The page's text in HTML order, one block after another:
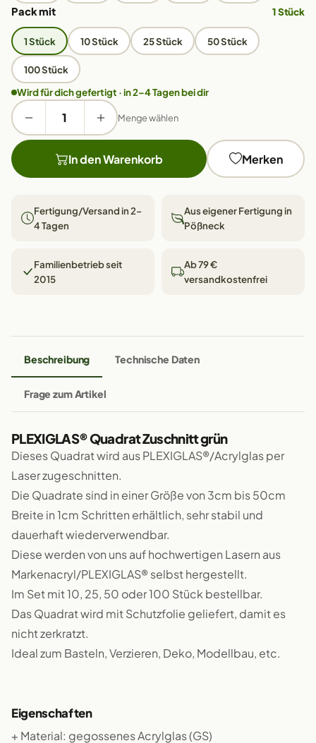
Pack mit 1 Stück
1 Stück 10 Stück 25 Stück 50 Stück
100 Stück
Wird für dich gefertigt · in 2–4 Tagen bei dir
Menge wählen
In den Warenkorb Merken
Fertigung/Versand in 2–
4 Tagen
Aus eigener Fertigung in
Pößneck
Familienbetrieb seit
2015
Ab 79 €
versandkostenfrei
Beschreibung Technische Daten
Frage zum Artikel
PLEXIGLAS® Quadrat Zuschnitt grün
Dieses Quadrat wird aus PLEXIGLAS®/Acrylglas per
Laser zugeschnitten.
Die Quadrate sind in einer Größe von 3cm bis 50cm
Breite in 1cm Schritten erhältlich, sehr stabil und
dauerhaft wiederverwendbar.
Diese werden von uns auf hochwertigen Lasern aus
Markenacryl/PLEXIGLAS® selbst hergestellt.
Im Set mit 10, 25, 50 oder 100 Stück bestellbar.
Das Quadrat wird mit Schutzfolie geliefert, damit es
nicht zerkratzt.
Ideal zum Basteln, Verzieren, Deko, Modellbau, etc.
Eigenschaften
+ Material: gegossenes Acrylglas (GS)